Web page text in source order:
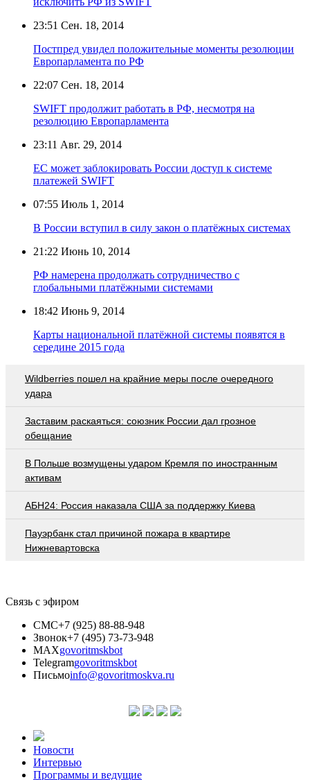
23:51 Сен. 18, 2014
Постпред увидел положительные моменты резолюции
Европарламента по РФ
22:07 Сен. 18, 2014
SWIFT продолжит работать в РФ, несмотря на
резолюцию Европарламента
23:11 Авг. 29, 2014
ЕС может заблокировать России доступ к системе
платежей SWIFT
07:55 Июль 1, 2014
В России вступил в силу закон о платёжных системах
21:22 Июнь 10, 2014
РФ намерена продолжать сотрудничество с
глобальными платёжными системами
18:42 Июнь 9, 2014
Карты национальной платёжной системы появятся в
середине 2015 года
Wildberries пошел на крайние меры после очередного
удара
Заставим раскаяться: союзник России дал грозное
обещание
В Польше возмущены ударом Кремля по иностранным
активам
АБН24: Россия наказала США за поддержку Киева
Пауэрбанк стал причиной пожара в квартире
Нижневартовска
Связь с эфиром
СМС+7 (925) 88-88-948
Звонок+7 (495) 73-73-948
MAXgovoritmskbot
Telegramgovoritmskbot
Письмоinfo@govoritmoskva.ru
Новости
Интервью
Программы и ведущие